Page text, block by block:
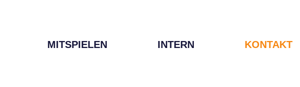
MITSPIELEN INTERN KONTAKT